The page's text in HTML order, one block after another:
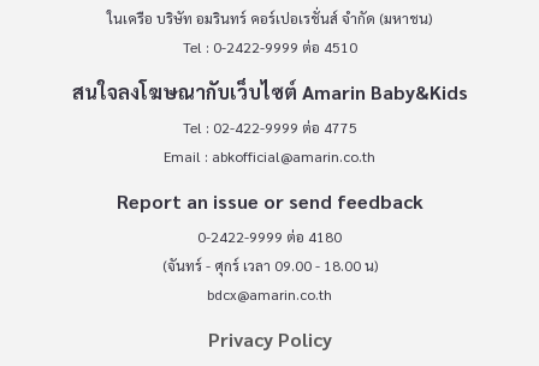
ในเครือ บริษัท อมรินทร์ คอร์เปอเรชั่นส์ จำกัด (มหาชน)
Tel : 0-2422-9999 ต่อ 4510
สนใจลงโฆษณากับเว็บไซต์ Amarin Baby&Kids
Tel : 02-422-9999 ต่อ 4775
Email : abkofficial@amarin.co.th
Report an issue or send feedback
0-2422-9999 ต่อ 4180
(จันทร์ - ศุกร์ เวลา 09.00 - 18.00 น)
bdcx@amarin.co.th
Privacy Policy